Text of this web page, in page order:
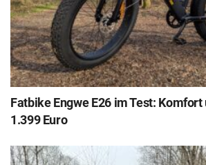
Fatbike Engwe E26 im Test:
1.399 Euro